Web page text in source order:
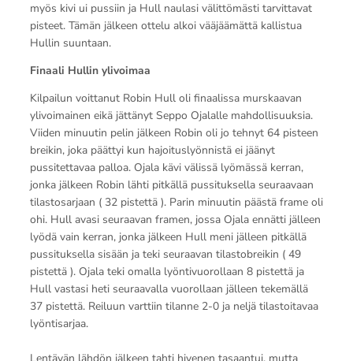
myös kivi ui pussiin ja Hull naulasi välittömästi tarvittavat
pisteet. Tämän jälkeen ottelu alkoi vääjäämättä kallistua
Hullin suuntaan.
Finaali Hullin ylivoimaa
Kilpailun voittanut Robin Hull oli finaalissa murskaavan
ylivoimainen eikä jättänyt Seppo Ojalalle mahdollisuuksia.
Viiden minuutin pelin jälkeen Robin oli jo tehnyt 64 pisteen
breikin, joka päättyi kun hajoituslyönnistä ei jäänyt
pussitettavaa palloa. Ojala kävi välissä lyömässä kerran,
jonka jälkeen Robin lähti pitkällä pussituksella seuraavaan
tilastosarjaan ( 32 pistettä ). Parin minuutin päästä frame oli
ohi. Hull avasi seuraavan framen, jossa Ojala ennätti jälleen
lyödä vain kerran, jonka jälkeen Hull meni jälleen pitkällä
pussituksella sisään ja teki seuraavan tilastobreikin ( 49
pistettä ). Ojala teki omalla lyöntivuorollaan 8 pistettä ja
Hull vastasi heti seuraavalla vuorollaan jälleen tekemällä
37 pistettä. Reiluun varttiin tilanne 2-0 ja neljä tilastoitavaa
lyöntisarjaa.